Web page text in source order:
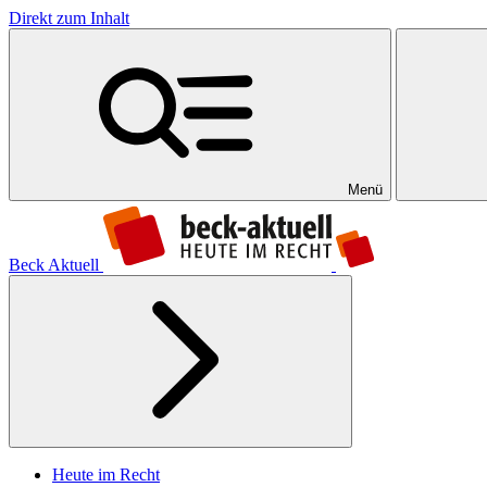
Direkt zum Inhalt
Menü
Beck Aktuell
Heute im Recht